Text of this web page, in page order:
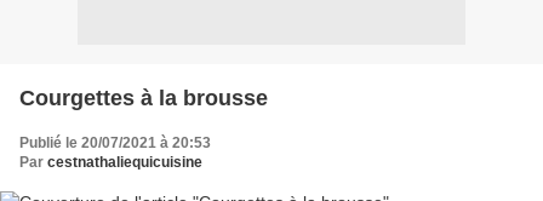
Courgettes à la brousse
Publié le 20/07/2021 à 20:53
Par cestnathaliequicuisine